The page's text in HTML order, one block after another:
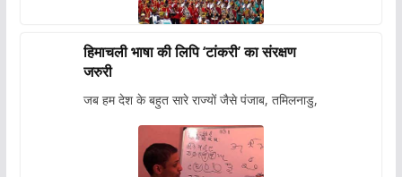
हिमाचली भाषा की लिपि ‘टांकरी’ का संरक्षण
जरुरी
जब हम देश के बहुत सारे राज्यों जैसे पंजाब, तमिलनाडु,